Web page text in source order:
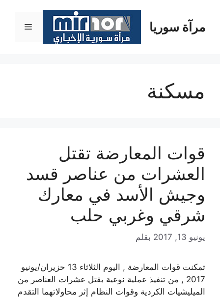
المحتوىمرآة سوريا القائمة
مسكنة
قوات المعارضة تقتل
العشرات من عناصر قسد
وجيش الأسد في معارك
شرقي وغربي حلب
يونيو 13, 2017 بقلم
تمكنت قوات المعارضة , اليوم الثلاثاء 13 حزيران/يونيو
2017 , من تنفيذ عملية نوعية بقتل عشرات العناصر من
الميليشيات الكردية وقوات النظام إثر محاولاتهما التقدم